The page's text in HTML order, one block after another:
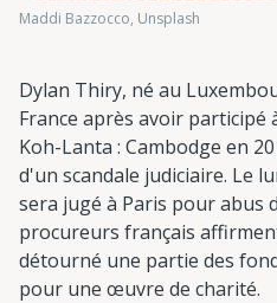
Maddi Bazzocco, Unsplash
Dylan Thiry, né au
France après avoir participé
Koh-Lanta : Cambodge en
d'un scandale judiciaire. Le
sera jugé à Paris pour abus
procureurs français
détourné une partie des
pour une œuvre de charité.